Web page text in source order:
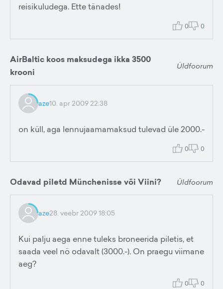
reisikuludega. Ette tänades!
0 0
AirBaltic koos maksudega ikka 3500
krooni
Üldfoorum
aze10. apr 2009 22:38
on küll, aga lennujaamamaksud tulevad üle 2000.-
0 0
Odavad piletd Münchenisse või Viini? Üldfoorum
aze28. veebr 2009 18:05
Kui palju aega enne tuleks broneerida piletis, et
saada veel nö odavalt (3000.-). On praegu viimane
aeg?
0 0